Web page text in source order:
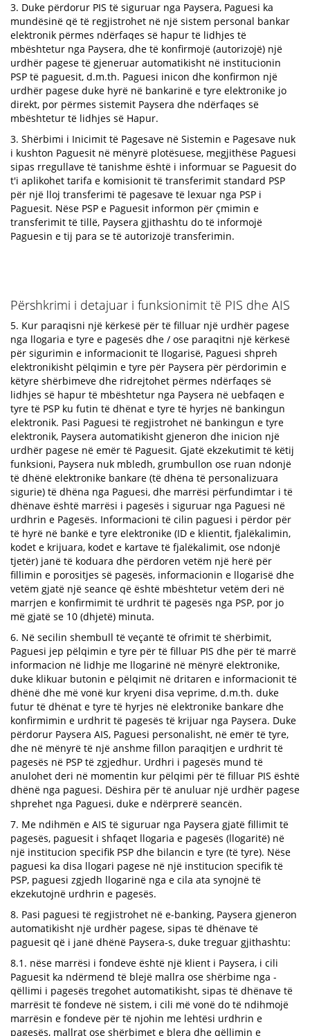
3. Duke përdorur PIS të siguruar nga Paysera, Paguesi ka
mundësinë që të regjistrohet në një sistem personal bankar
elektronik përmes ndërfaqes së hapur të lidhjes të
mbështetur nga Paysera, dhe të konfirmojë (autorizojë) një
urdhër pagese të gjeneruar automatikisht në institucionin
PSP të paguesit, d.m.th. Paguesi inicon dhe konfirmon një
urdhër pagese duke hyrë në bankarinë e tyre elektronike jo
direkt, por përmes sistemit Paysera dhe ndërfaqes së
mbështetur të lidhjes së Hapur.
3. Shërbimi i Inicimit të Pagesave në Sistemin e Pagesave nuk
i kushton Paguesit në mënyrë plotësuese, megjithëse Paguesi
sipas rregullave të tanishme është i informuar se Paguesit do
t'i aplikohet tarifa e komisionit të transferimit standard PSP
për një lloj transferimi të pagesave të lexuar nga PSP i
Paguesit. Nëse PSP e Paguesit informon për çmimin e
transferimit të tillë, Paysera gjithashtu do të informojë
Paguesin e tij para se të autorizojë transferimin.
Përshkrimi i detajuar i funksionimit të PIS dhe AIS
5. Kur paraqisni një kërkesë për të filluar një urdhër pagese
nga llogaria e tyre e pagesës dhe / ose paraqitni një kërkesë
për sigurimin e informacionit të llogarisë, Paguesi shpreh
elektronikisht pëlqimin e tyre për Paysera për përdorimin e
këtyre shërbimeve dhe ridrejtohet përmes ndërfaqes së
lidhjes së hapur të mbështetur nga Paysera në uebfaqen e
tyre të PSP ku futin të dhënat e tyre të hyrjes në bankingun
elektronik. Pasi Paguesi të regjistrohet në bankingun e tyre
elektronik, Paysera automatikisht gjeneron dhe inicion një
urdhër pagese në emër të Paguesit. Gjatë ekzekutimit të këtij
funksioni, Paysera nuk mbledh, grumbullon ose ruan ndonjë
të dhënë elektronike bankare (të dhëna të personalizuara
sigurie) të dhëna nga Paguesi, dhe marrësi përfundimtar i të
dhënave është marrësi i pagesës i siguruar nga Paguesi në
urdhrin e Pagesës. Informacioni të cilin paguesi i përdor për
të hyrë në bankë e tyre elektronike (ID e klientit, fjalëkalimin,
kodet e krijuara, kodet e kartave të fjalëkalimit, ose ndonjë
tjetër) janë të koduara dhe përdoren vetëm një herë për
fillimin e porositjes së pagesës, informacionin e llogarisë dhe
vetëm gjatë një seance që është mbështetur vetëm deri në
marrjen e konfirmimit të urdhrit të pagesës nga PSP, por jo
më gjatë se 10 (dhjetë) minuta.
6. Në secilin shembull të veçantë të ofrimit të shërbimit,
Paguesi jep pëlqimin e tyre për të filluar PIS dhe për të marrë
informacion në lidhje me llogarinë në mënyrë elektronike,
duke klikuar butonin e pëlqimit në dritaren e informacionit të
dhënë dhe më vonë kur kryeni disa veprime, d.m.th. duke
futur të dhënat e tyre të hyrjes në elektronike bankare dhe
konfirmimin e urdhrit të pagesës të krijuar nga Paysera. Duke
përdorur Paysera AIS, Paguesi personalisht, në emër të tyre,
dhe në mënyrë të një anshme fillon paraqitjen e urdhrit të
pagesës në PSP të zgjedhur. Urdhri i pagesës mund të
anulohet deri në momentin kur pëlqimi për të filluar PIS është
dhënë nga paguesi. Dëshira për të anuluar një urdhër pagese
shprehet nga Paguesi, duke e ndërprerë seancën.
7. Me ndihmën e AIS të siguruar nga Paysera gjatë fillimit të
pagesës, paguesit i shfaqet llogaria e pagesës (llogaritë) në
një institucion specifik PSP dhe bilancin e tyre (të tyre). Nëse
paguesi ka disa llogari pagese në një institucion specifik të
PSP, paguesi zgjedh llogarinë nga e cila ata synojnë të
ekzekutojnë urdhrin e pagesës.
8. Pasi paguesi të regjistrohet në e-banking, Paysera gjeneron
automatikisht një urdhër pagese, sipas të dhënave të
paguesit që i janë dhënë Paysera-s, duke treguar gjithashtu:
8.1. nëse marrësi i fondeve është një klient i Paysera, i cili
Paguesit ka ndërmend të blejë mallra ose shërbime nga -
qëllimi i pagesës tregohet automatikisht, sipas të dhënave të
marrësit të fondeve në sistem, i cili më vonë do të ndihmojë
marrësin e fondeve për të njohin me lehtësi urdhrin e
pagesës, mallrat ose shërbimet e blera dhe qëllimin e